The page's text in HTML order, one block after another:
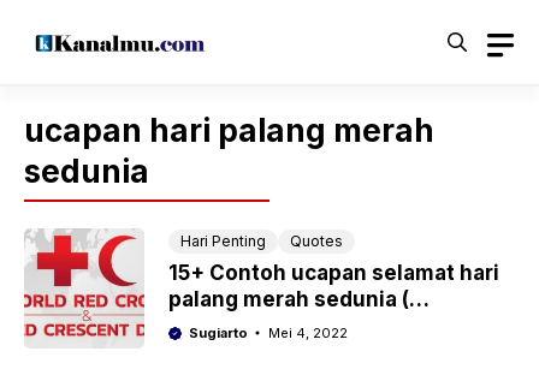
ucapan hari palang merah
sedunia
Hari Penting Quotes
15+ Contoh ucapan selamat hari
palang merah sedunia (
internasional ) 8 mei 2022
Sugiarto Mei 4, 2022